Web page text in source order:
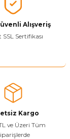
Alışveriş
Sertifikası
Kargo
ve Üzeri Tüm